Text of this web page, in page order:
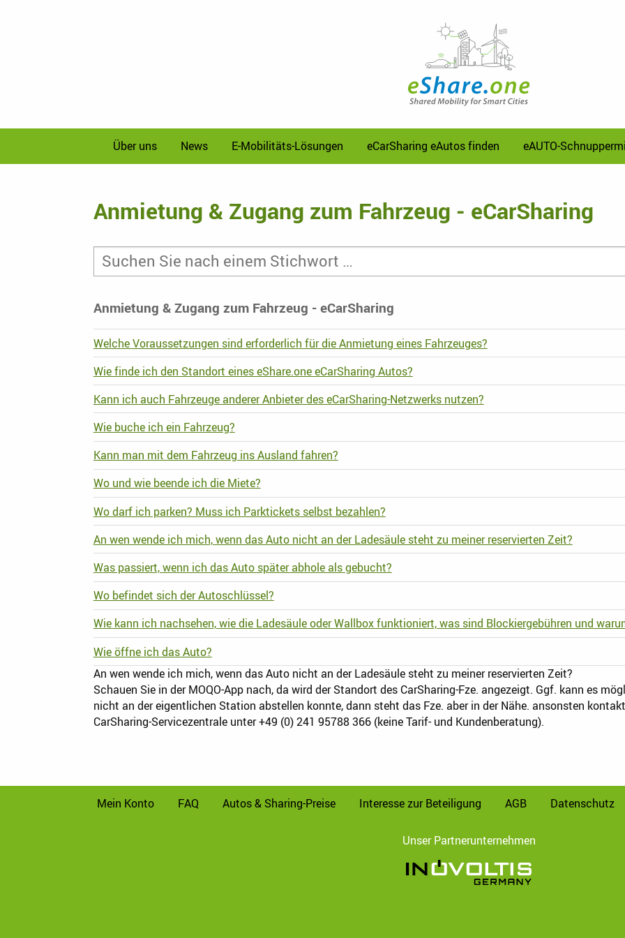
Über uns News E-Mobilitäts-Lösungen eCarSharing eAutos finden eAUTO-
Anmietung & Zugang zum Fahrzeug - eCarSharing
Anmietung & Zugang zum Fahrzeug - eCarSharing
Welche Voraussetzungen sind erforderlich für die Anmietung eines Fahrzeuges?
Wie finde ich den Standort eines eShare.one eCarSharing Autos?
Kann ich auch Fahrzeuge anderer Anbieter des eCarSharing-Netzwerks nutzen?
Wie buche ich ein Fahrzeug?
Kann man mit dem Fahrzeug ins Ausland fahren?
Wo und wie beende ich die Miete?
Wo darf ich parken? Muss ich Parktickets selbst bezahlen?
An wen wende ich mich, wenn das Auto nicht an der Ladesäule steht zu meiner reservierten Zeit?
Was passiert, wenn ich das Auto später abhole als gebucht?
Wo befindet sich der Autoschlüssel?
Wie kann ich nachsehen, wie die Ladesäule oder Wallbox funktioniert, was sind Blockiergebühren und
Wie öffne ich das Auto?
An wen wende ich mich, wenn das Auto nicht an der Ladesäule steht zu meiner reservierten Zeit?
Schauen Sie in der MOQO-App nach, da wird der Standort des CarSharing-Fze. angezeigt. Ggf. kann es
nicht an der eigentlichen Station abstellen konnte, dann steht das Fze. aber in der Nähe. ansonsten
CarSharing-Servicezentrale unter +49 (0) 241 95788 366 (keine Tarif- und Kundenberatung).
Mein Konto FAQ Autos & Sharing-Preise Interesse zur Beteiligung AGB Datenschutz
Unser Partnerunternehmen